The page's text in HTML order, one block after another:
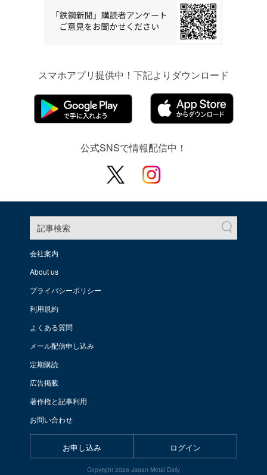
スマホアプリ提供中！下記よりダウンロード
公式SNSで情報配信中！
記事検索
会社案内
About us
プライバシーポリシー
利用規約
よくある質問
メール配信申し込み
定期購読
広告掲載
著作権と記事利用
お問い合わせ
お申し込み ログイン
Copyright 2026 Japan Metal Daily